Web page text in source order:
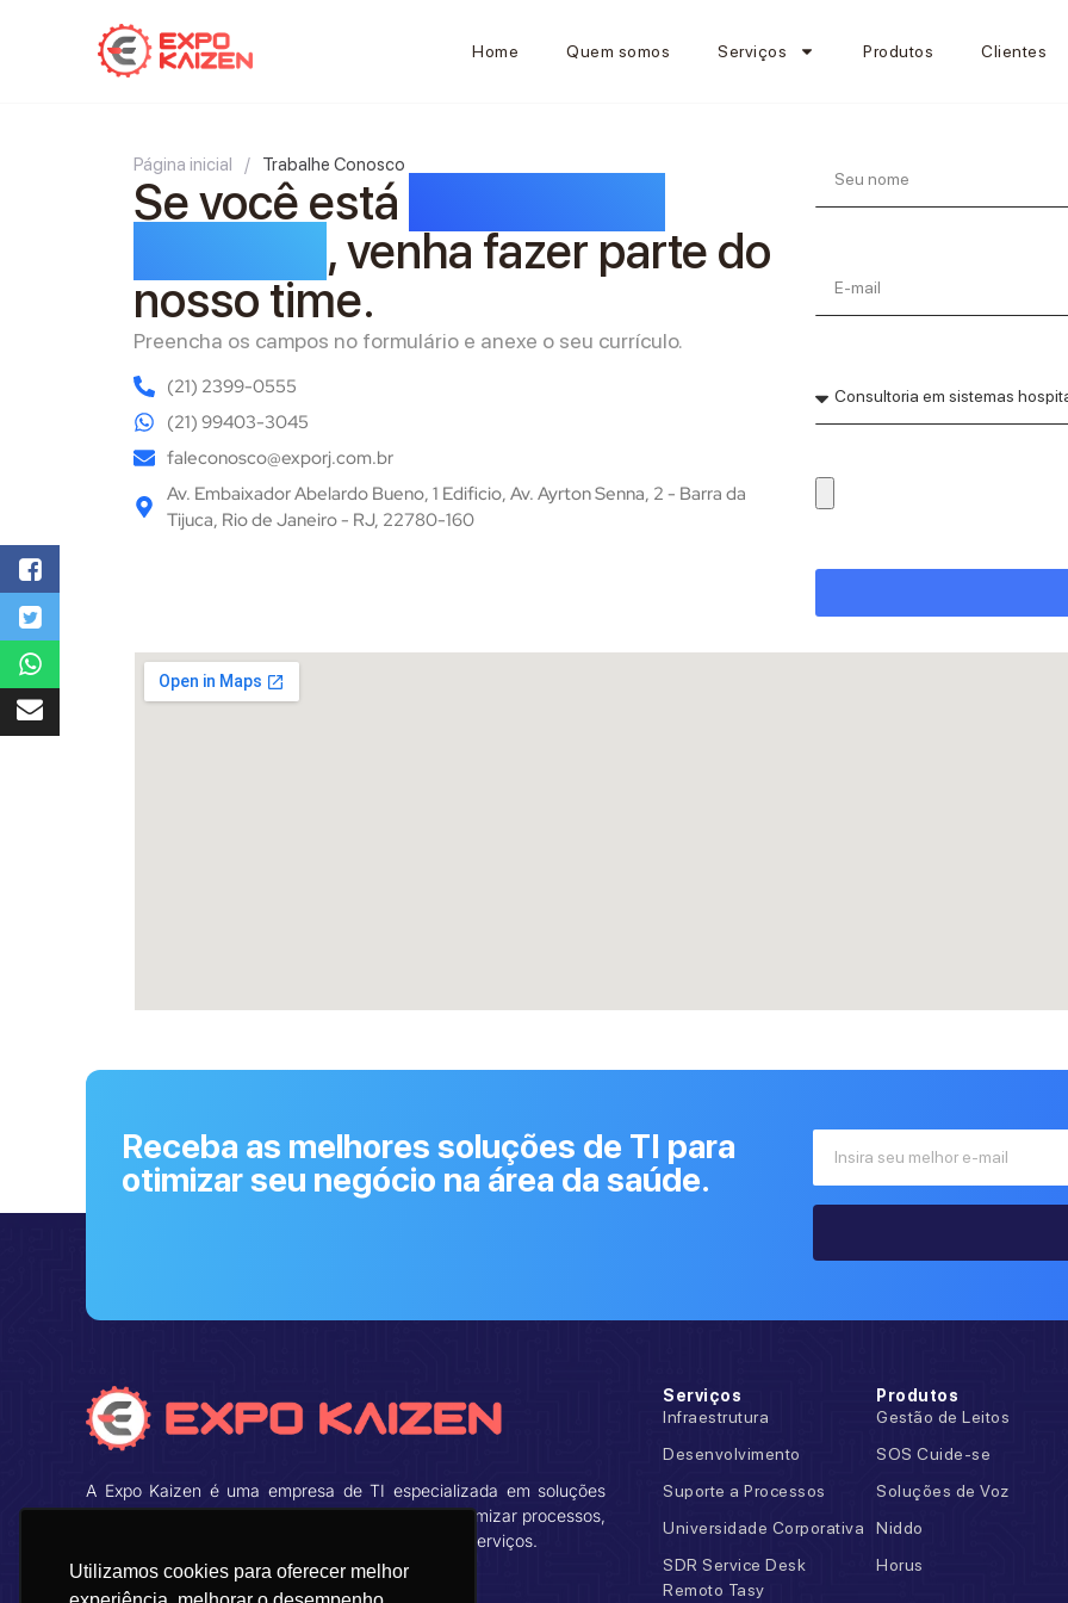
Utilizamos cookies para oferecer melhor
Home Quem somos Serviços Produtos Clientes
Página inicial / Trabalhe Conosco
Se você está
, venha fazer parte do
nosso time.
Preencha os campos no formulário e anexe o seu currículo.
(21) 2399-0555
(21) 99403-3045
faleconosco@exporj.com.br
Av. Embaixador Abelardo Bueno, 1 Edificio, Av. Ayrton Senna, 2 - Barra da
Tijuca, Rio de Janeiro - RJ, 22780-160
Receba as melhores soluções de TI para
otimizar seu negócio na área da saúde.
A Expo Kaizen é uma empresa de TI especializada em soluções
tecnológicas para o setor de saúde, focada em otimizar processos,
aumentar a eficiência e melhorar a qualidade dos serviços.
Serviços
Infraestrutura
Desenvolvimento
Suporte a Processos
Universidade Corporativa
SDR Service Desk
Remoto Tasy
Produtos
Gestão de Leitos
SOS Cuide-se
Soluções de Voz
Niddo
Horus